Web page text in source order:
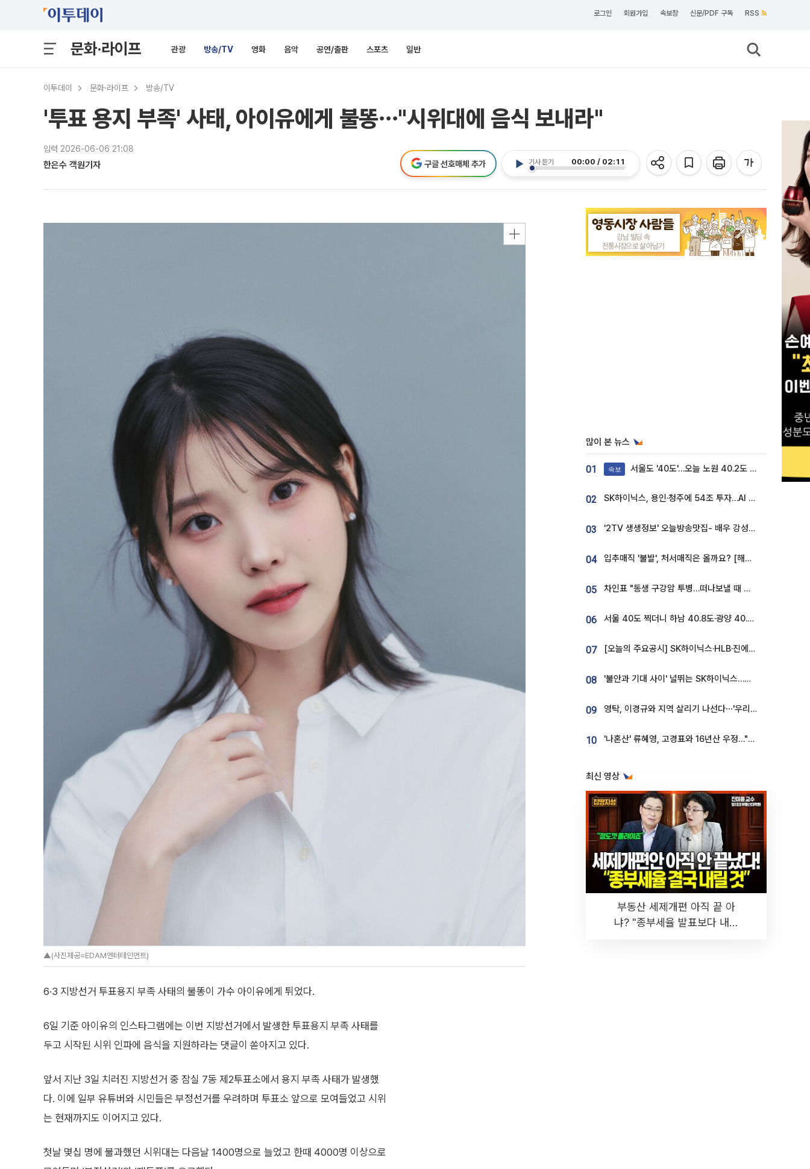
로그인 회원가입 속보창 신문/PDF 구독 RSS
문화·라이프 관광 방송/TV 영화 음악 공연/출판 스포츠 일반
이투데이 문화·라이프 방송/TV
'투표 용지 부족' 사태, 아이유에게 불똥⋯"시위대에 음식 보내라"
입력 2026-06-06 21:08
한은수 객원기자 기사 듣기 00:00 / 02:11
구글 선호매체 추가
▲(사진제공=EDAM엔터테인먼트)
6·3 지방선거 투표용지 부족 사태의 불똥이 가수 아이유에게 튀었다.
6일 기준 아이유의 인스타그램에는 이번 지방선거에서 발생한 투표용지 부족 사태를
두고 시작된 시위 인파에 음식을 지원하라는 댓글이 쏟아지고 있다.
앞서 지난 3일 치러진 지방선거 중 잠실 7동 제2투표소에서 용지 부족 사태가 발생했
다. 이에 일부 유튜버와 시민들은 부정선거를 우려하며 투표소 앞으로 모여들었고 시위
는 현재까지도 이어지고 있다.
첫날 몇십 명에 불과했던 시위대는 다음날 1400명으로 늘었고 한때 4000명 이상으로
많이 본 뉴스
01 속보 서울도 '40도'…오늘 노원 40.2도 기록
02 SK하이닉스, 용인·청주에 54조 투자…AI 메모리 생산기지 키운다
03 '2TV 생생정보' 오늘방송맛집- 배우 강성진 단골! 쌀국수ㆍ푸팟퐁 커리 맛집 '블○○○'
04 입추매직 '불발', 처서매직은 올까요? [해시태그]
05 차인표 "동생 구강암 투병…떠나보낼 때 가장 힘들었다”
06 서울 40도 찍더니 하남 40.8도·광양 40.2도…전국 '펄펄'
07 [오늘의 주요공시] SK하이닉스·HLB·진에어·포스코홀딩스·네이버·대우건설 등
08 '불안과 기대 사이' 널뛰는 SK하이닉스…증권가 "HBM4·LTA 기반 펀터멘털 견고"
09 영탁, 이경규와 지역 살리기 나선다⋯'우리동네 전성시대' 8일 첫방
10 '나혼산' 류혜영, 고경표와 16년산 우정…"자취방서 부모님과 마주쳐"
최신 영상
부동산 세제개편 아직 끝 아
냐? "종부세율 발표보다 내릴